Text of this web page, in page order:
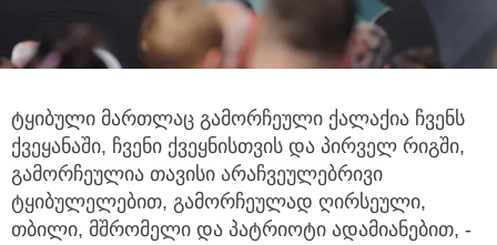
ტყიბული მართლაც გამორჩეული ქალაქია ჩვენს
ქვეყანაში, ჩვენი ქვეყნისთვის და პირველ რიგში,
გამორჩეულია თავისი არაჩვეულებრივი
ტყიბულელებით, გამორჩეულად ღირსეული,
თბილი, მშრომელი და პატრიოტი ადამიანებით, -